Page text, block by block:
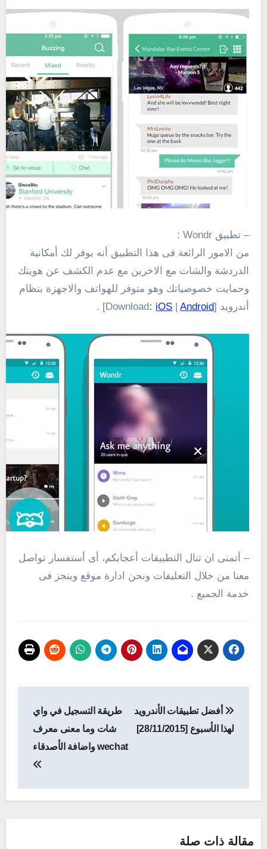
– تطبيق Wondr :
من الامور الرائعة فى هذا التطبيق أنه يوفر لك أمكانية
الدردشة والشات مع الاخرين مع عدم الكشف عن هويتك
وحمايت خصوصياتك وهو متوفر للهواتف والاجهزة بنظام
أندرويد [Download
: iOS |Android
] .
– أتمنى ان تنال التطبيقات أعجابكم، أى أستفسار تواصل
معنا من خلال التعليقات ونحن ادارة موقع وينجز فى
خدمة الجميع .
المقالات
أفضل تطبيقات الأندرويد
لهذا الأسبوع [28/11/2015]
طريقة التسجيل في واي
شات وما معنى معرف
wechat واضافة الأصدقاء
مقالة ذات صلة